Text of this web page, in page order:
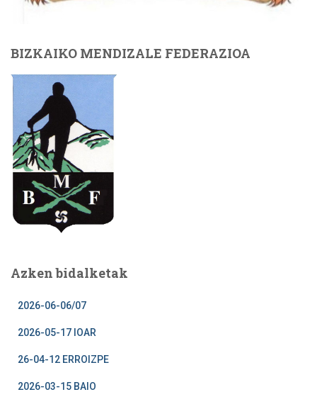
BIZKAIKO MENDIZALE FEDERAZIOA
Azken bidalketak
2026-06-06/07
2026-05-17 IOAR
26-04-12 ERROIZPE
2026-03-15 BAIO